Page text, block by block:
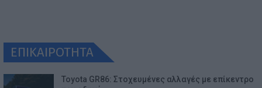
ΕΠΙΚΑΙΡΟΤΗΤΑ
Toyota GR86: Στοχευμένες αλλαγές με επίκεντρο